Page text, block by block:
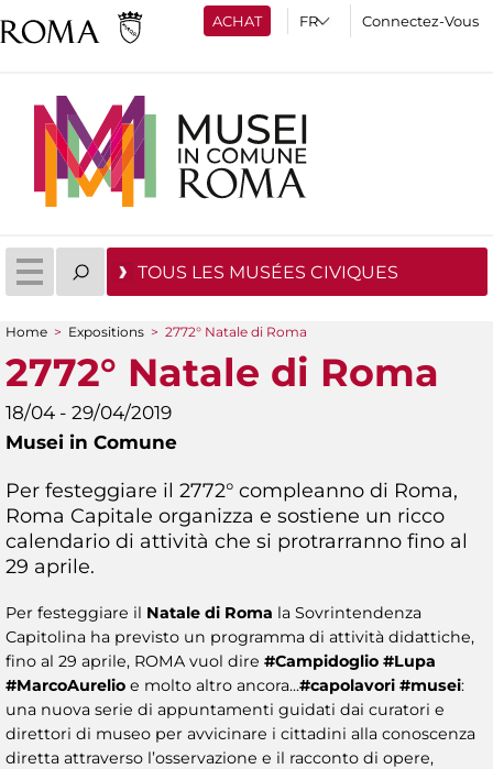
ACHAT Connectez-Vous
TOUS LES MUSÉES CIVIQUES
You are here
Home > Expositions > 2772° Natale di Roma
2772° Natale di Roma
18/04 - 29/04/2019
Musei in Comune
Per festeggiare il 2772° compleanno di Roma,
Roma Capitale organizza e sostiene un ricco
calendario di attività che si protrarranno fino al
29 aprile.
Per festeggiare il Natale di Roma la Sovrintendenza
Capitolina ha previsto un programma di attività didattiche,
fino al 29 aprile, ROMA vuol dire #Campidoglio #Lupa
#MarcoAurelio e molto altro ancora...#capolavori #musei:
una nuova serie di appuntamenti guidati dai curatori e
direttori di museo per avvicinare i cittadini alla conoscenza
diretta attraverso l’osservazione e il racconto di opere,